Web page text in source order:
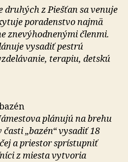
druhých z Piešťan sa venuje
poradenstvo najmä
znevýhodnenými členmi.
vysadiť pestrú
terapiu, detskú
plánujú na brehu
„bazén“ vysadiť 18
a priestor sprístupniť
z miesta vytvoria